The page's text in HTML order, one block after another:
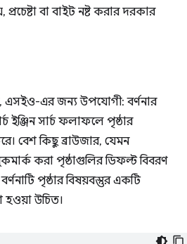
বা বাইট নষ্ট করার দরকার
এসইও-এর জন্য উপযোগী: বর্ণনার
ইঞ্জিন সার্চ ফলাফলে পৃষ্ঠার
বেশ কিছু ব্রাউজার, যেমন
করা পৃষ্ঠাগুলির ডিফল্ট বিবরণ
পৃষ্ঠার বিষয়বস্তুর একটি
হওয়া উচিত।